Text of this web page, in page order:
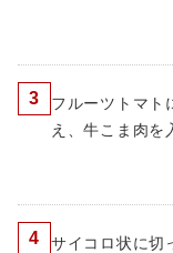
3
フルーツトマト
え、牛こま肉を
4
サイコロ状に切